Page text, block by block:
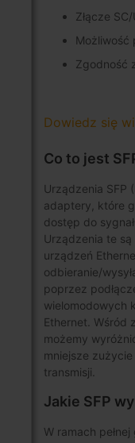
Złącze SC/
Możliwość
Zgodność
Dowiedz się
Co to jest
Urządzenia SFP
adaptery, które
dostęp do
Urządzenia te
urządzeń
odbieranie/
poprzez
wielomodowych
Ethernet. Wśród
możemy
mniejsze
transmisji.
Jakie SFP
W ramach